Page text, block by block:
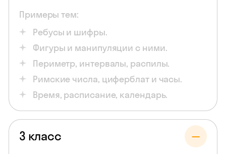
Примеры тем:
Ребусы и шифры.
Фигуры и манипуляции с ними.
Периметр, интервалы, распилы.
Римские числа, циферблат и часы.
Время, расписание, календарь.
3 класс